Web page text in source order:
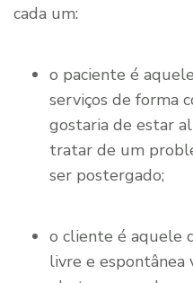
cada um:
o paciente é
serviços de forma
gostaria de estar
tratar de um
ser postergado;
o cliente é aquele
livre e espontânea